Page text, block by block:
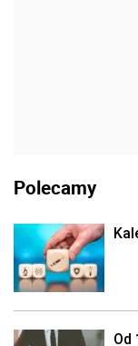
Polecamy
Od